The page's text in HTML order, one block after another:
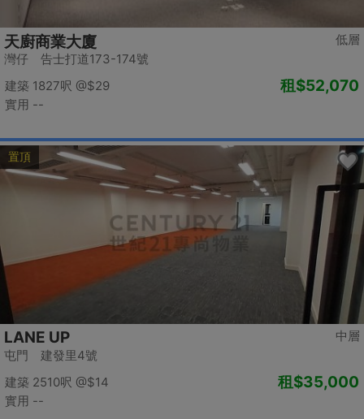
低層
天廚商業大廈
灣仔 告士打道173-174號
建築 1827呎 @$29
實用 --
租$52,070
置頂
中層
LANE UP
屯門 建發里4號
建築 2510呎 @$14
實用 --
租$35,000